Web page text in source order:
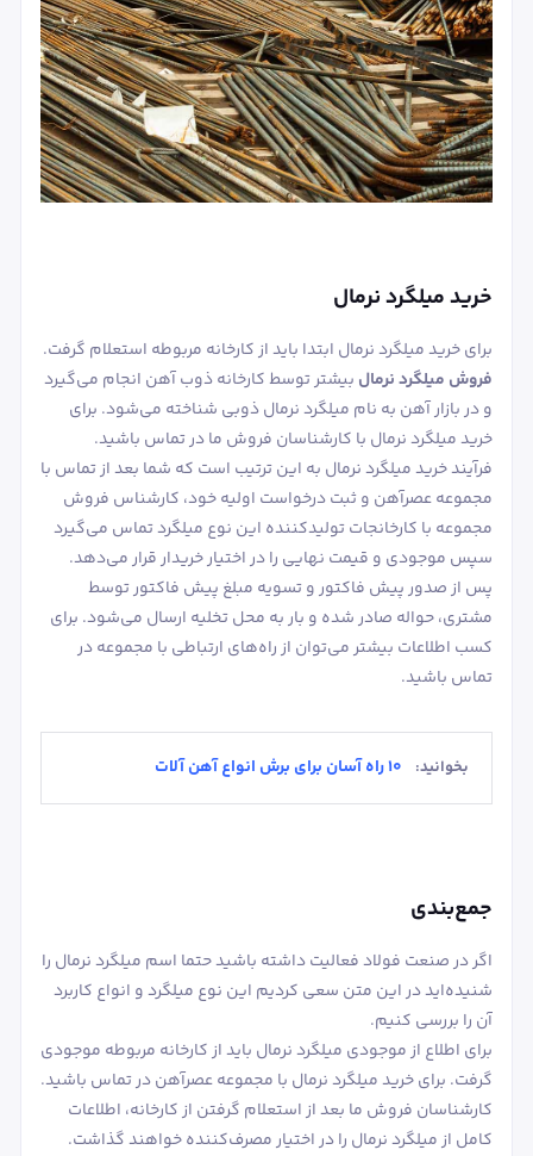
خرید میلگرد نرمال
برای خرید میلگرد نرمال ابتدا باید از کارخانه مربوطه استعلام گرفت.
فروش میلگرد نرمال بیشتر توسط کارخانه ذوب آهن انجام می‌گیرد
و در بازار آهن به نام میلگرد نرمال ذوبی شناخته می‌شود. برای
خرید میلگرد نرمال با کارشناسان فروش ما در تماس باشید.
فرآیند خرید میلگرد نرمال به این ترتیب است که شما بعد از تماس با
مجموعه عصرآهن و ثبت درخواست اولیه خود، کارشناس فروش
مجموعه با کارخانجات تولیدکننده این نوع میلگرد تماس می‌گیرد
سپس موجودی و قیمت نهایی را در اختیار خریدار قرار می‌دهد.
پس از صدور پیش فاکتور و تسویه مبلغ پیش فاکتور توسط
مشتری، حواله صادر شده و بار به محل تخلیه ارسال می‌شود. برای
کسب اطلاعات بیشتر می‌توان از راه‌های ارتباطی با مجموعه در
تماس باشید.
بخوانید: 10 راه آسان برای برش انواع آهن آلات
جمع‌بندی
اگر در صنعت فولاد فعالیت داشته باشید حتما اسم میلگرد نرمال را
شنیده‌اید در این متن سعی کردیم این نوع میلگرد و انواع کاربرد
آن را بررسی کنیم.
برای اطلاع از موجودی میلگرد نرمال باید از کارخانه مربوطه موجودی
گرفت. برای خرید میلگرد نرمال با مجموعه عصرآهن در تماس باشید.
کارشناسان فروش ما بعد از استعلام گرفتن از کارخانه، اطلاعات
کامل از میلگرد نرمال را در اختیار مصرف‌کننده خواهند گذاشت.